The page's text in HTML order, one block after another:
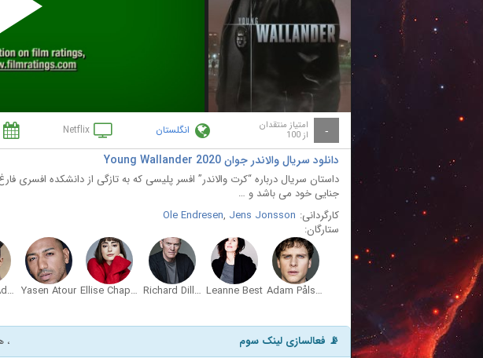
Play
Video
- امتیاز منتقدان
از 100 انگلستان Netflix
دانلود سریال والاندر جوان Young Wallander 2020
داستان سریال درباره “کرت والاندر” افسر پلیسی که به تازگی از دانشکده افسری
جنایی خود می‌ باشد و …
کارگردانی:
Ole Endresen, Jens Jonsson
ستارگان:
Adam Pålsson
Leanne Best
Richard Dillane
Ellise Chappell
Yasen Atour
Jordan Adene
📡 فعالسازی لینک سوم ، هر 24 ساعت یک